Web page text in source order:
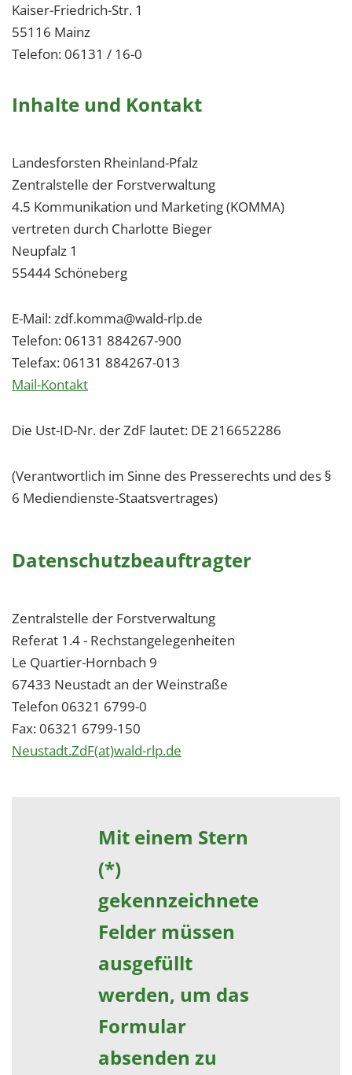
Kaiser-Friedrich-Str. 1
55116 Mainz
Telefon: 06131 / 16-0
Inhalte und Kontakt
Landesforsten Rheinland-Pfalz
Zentralstelle der Forstverwaltung
4.5 Kommunikation und Marketing (KOMMA)
vertreten durch Charlotte Bieger
Neupfalz 1
55444 Schöneberg
E-Mail: zdf.komma@wald-rlp.de
Telefon: 06131 884267-900
Telefax: 06131 884267-013
Mail-Kontakt
Die Ust-ID-Nr. der ZdF lautet: DE 216652286
(Verantwortlich im Sinne des Presserechts und des §
6 Mediendienste-Staatsvertrages)
Datenschutzbeauftragter
Zentralstelle der Forstverwaltung
Referat 1.4 - Rechstangelegenheiten
Le Quartier-Hornbach 9
67433 Neustadt an der Weinstraße
Telefon 06321 6799-0
Fax: 06321 6799-150
Neustadt.ZdF(at)wald-rlp.de
Mit einem Stern
(*)
gekennzeichnete
Felder müssen
ausgefüllt
werden, um das
Formular
absenden zu